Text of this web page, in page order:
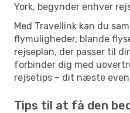
York, begynder enhver
Med Travellink kan du
flymuligheder, blande
rejseplan, der passer til
forbinder dig med
rejsetips – dit næste
Tips til at få den